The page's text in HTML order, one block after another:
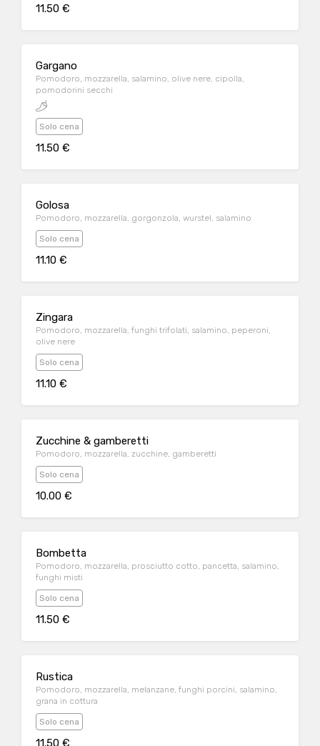
11.50 €
Gargano
Pomodoro, mozzarella, salamino, olive nere, cipolla,
pomodorini secchi
Solo cena
11.50 €
Golosa
Pomodoro, mozzarella, gorgonzola, wurstel, salamino
Solo cena
11.10 €
Zingara
Pomodoro, mozzarella, funghi trifolati, salamino, peperoni,
olive nere
Solo cena
11.10 €
Zucchine & gamberetti
Pomodoro, mozzarella, zucchine, gamberetti
Solo cena
10.00 €
Bombetta
Pomodoro, mozzarella, prosciutto cotto, pancetta, salamino,
funghi misti
Solo cena
11.50 €
Rustica
Pomodoro, mozzarella, melanzane, funghi porcini, salamino,
grana in cottura
Solo cena
11.50 €